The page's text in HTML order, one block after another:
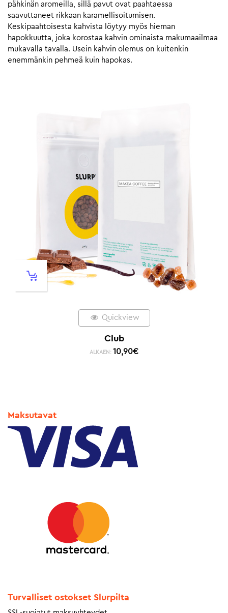
pähkinän aromeilla, sillä pavut ovat paahtaessa
saavuttaneet rikkaan karamellisoitumisen.
Keskipaahtoisesta kahvista löytyy myös hieman
hapokkuutta, joka korostaa kahvin ominaista makumaailmaa
mukavalla tavalla. Usein kahvin olemus on kuitenkin
enemmänkin pehmeä kuin hapokas.
Quickview
Club
ALKAEN: 10,90€
Maksutavat
Turvalliset ostokset Slurpilta